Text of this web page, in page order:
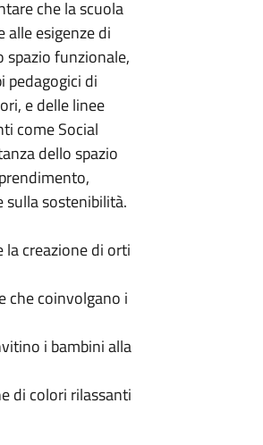
che la scuola
esigenze di
spazio funzionale,
pedagogici di
e delle linee
come Social
dello spazio
sulla sostenibilità.
creazione di orti
che coinvolgano i
i bambini alla
di colori rilassanti